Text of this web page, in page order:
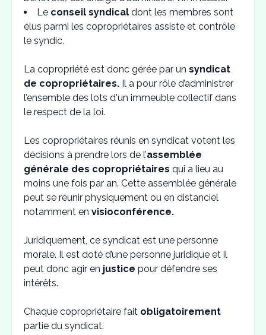
Le conseil syndical dont les membres sont
élus parmi les copropriétaires assiste et contrôle
le syndic.
La copropriété est donc gérée par un syndicat
de copropriétaires. Il a pour rôle d’administrer
l’ensemble des lots d'un immeuble collectif dans
le respect de la loi.
Les copropriétaires réunis en syndicat votent les
décisions à prendre lors de l’assemblée
générale des copropriétaires qui a lieu au
moins une fois par an. Cette assemblée générale
peut se réunir physiquement ou en distanciel
notamment en visioconférence.
Juridiquement, ce syndicat est une personne
morale. Il est doté d’une personne juridique et il
peut donc agir en justice pour défendre ses
intérêts.
Chaque copropriétaire fait obligatoirement
partie du syndicat.